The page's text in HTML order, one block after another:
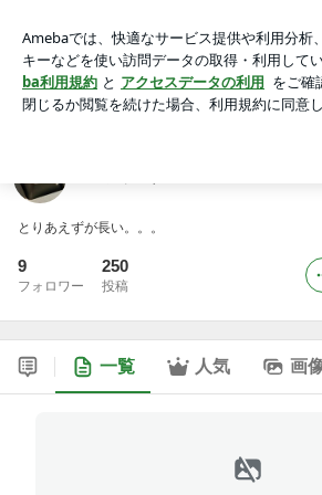
アプリをダウンロードして ブログの更新通知
ょう。
とりあえずが長い。。。
9
フォロワー
250
投稿
一覧 人気 画